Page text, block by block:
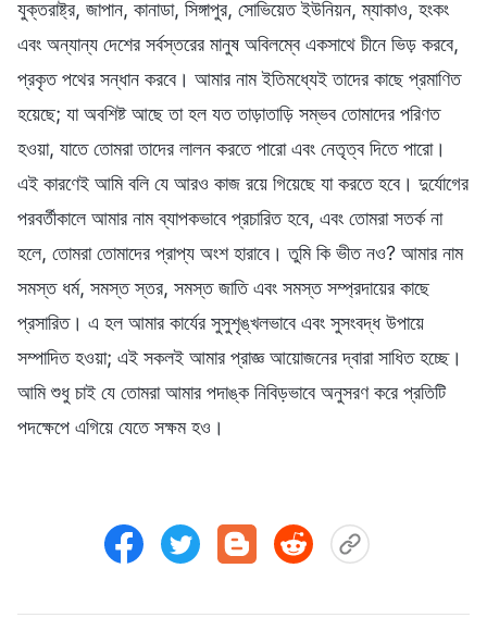
যুক্তরাষ্ট্র, জাপান, কানাডা, সিঙ্গাপুর, সোভিয়েত ইউনিয়ন, ম্যাকাও, হংকং
এবং অন্যান্য দেশের সর্বস্তরের মানুষ অবিলম্বে একসাথে চীনে ভিড় করবে,
প্রকৃত পথের সন্ধান করবে। আমার নাম ইতিমধ্যেই তাদের কাছে প্রমাণিত
হয়েছে; যা অবশিষ্ট আছে তা হল যত তাড়াতাড়ি সম্ভব তোমাদের পরিণত
হওয়া, যাতে তোমরা তাদের লালন করতে পারো এবং নেতৃত্ব দিতে পারো।
এই কারণেই আমি বলি যে আরও কাজ রয়ে গিয়েছে যা করতে হবে। দুর্যোগের
পরবর্তীকালে আমার নাম ব্যাপকভাবে প্রচারিত হবে, এবং তোমরা সতর্ক না
হলে, তোমরা তোমাদের প্রাপ্য অংশ হারাবে। তুমি কি ভীত নও? আমার নাম
সমস্ত ধর্ম, সমস্ত স্তর, সমস্ত জাতি এবং সমস্ত সম্প্রদায়ের কাছে
প্রসারিত। এ হল আমার কার্যের সুসুশৃঙ্খলভাবে এবং সুসংবদ্ধ উপায়ে
সম্পাদিত হওয়া; এই সকলই আমার প্রাজ্ঞ আয়োজনের দ্বারা সাধিত হচ্ছে।
আমি শুধু চাই যে তোমরা আমার পদাঙ্ক নিবিড়ভাবে অনুসরণ করে প্রতিটি
পদক্ষেপে এগিয়ে যেতে সক্ষম হও।